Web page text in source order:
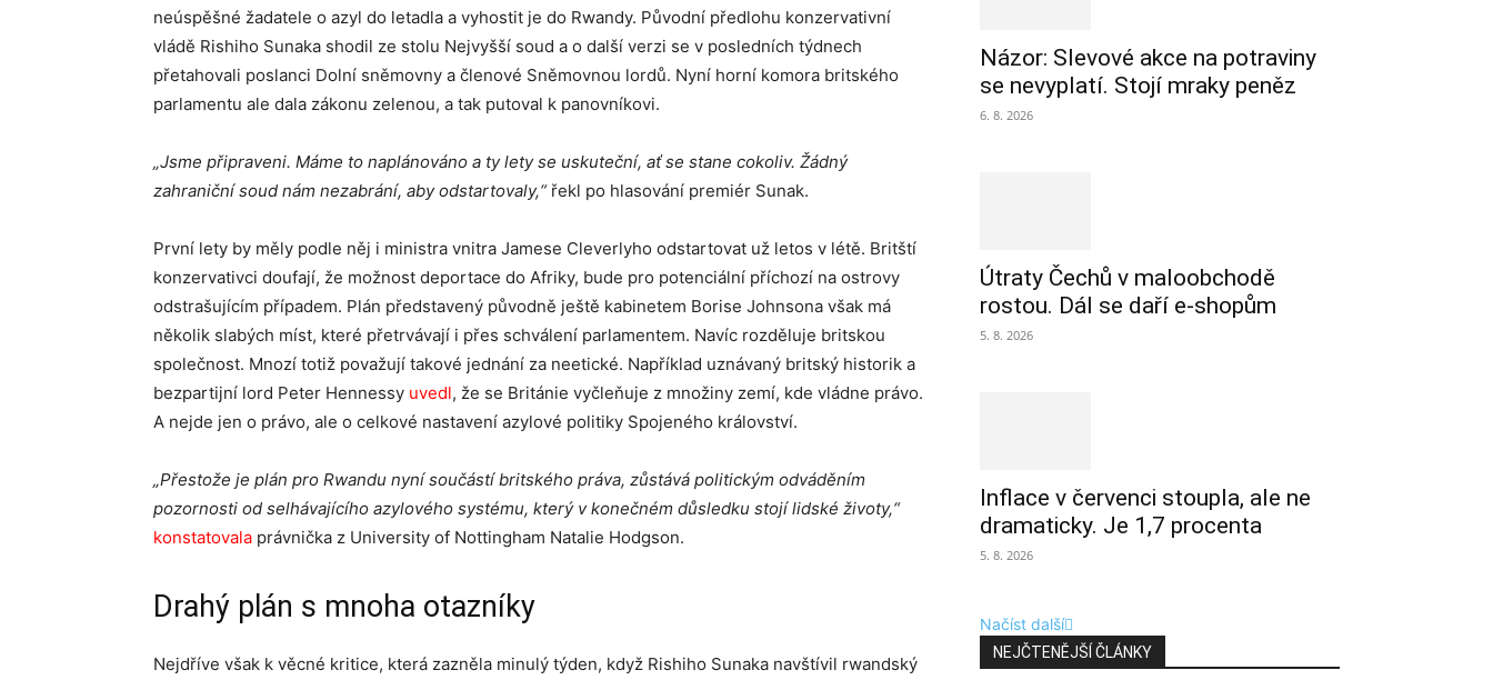
neúspěšné žadatele o azyl do letadla a vyhostit je do Rwandy. Původní předlohu konzervativní
vládě Rishiho Sunaka shodil ze stolu Nejvyšší soud a o další verzi se v posledních týdnech
přetahovali poslanci Dolní sněmovny a členové Sněmovnou lordů. Nyní horní komora britského
parlamentu ale dala zákonu zelenou, a tak putoval k panovníkovi.
„Jsme připraveni. Máme to naplánováno a ty lety se uskuteční, ať se stane cokoliv. Žádný
zahraniční soud nám nezabrání, aby odstartovaly,“řekl po hlasování premiér Sunak.
První lety by měly podle něj i ministra vnitra Jamese Cleverlyho odstartovat už letos v létě. Britští
konzervativci doufají, že možnost deportace do Afriky, bude pro potenciální příchozí na ostrovy
odstrašujícím případem. Plán představený původně ještě kabinetem Borise Johnsona však má
několik slabých míst, které přetrvávají i přes schválení parlamentem. Navíc rozděluje britskou
společnost. Mnozí totiž považují takové jednání za neetické. Například uznávaný britský historik a
bezpartijní lord Peter Hennessy uvedl, že se Británie vyčleňuje z množiny zemí, kde vládne právo.
A nejde jen o právo, ale o celkové nastavení azylové politiky Spojeného království.
„Přestože je plán pro Rwandu nyní součástí britského práva, zůstává politickým odváděním
pozornosti od selhávajícího azylového systému, který v konečném důsledku stojí lidské životy,“
konstatovala právnička z University of Nottingham Natalie Hodgson.
Drahý plán s mnoha otazníky
Nejdříve však k věcné kritice, která zazněla minulý týden, když Rishiho Sunaka navštívil rwandský
Názor: Slevové akce na potraviny
se nevyplatí. Stojí mraky peněz
6. 8. 2026
Útraty Čechů v maloobchodě
rostou. Dál se daří e-shopům
5. 8. 2026
Inflace v červenci stoupla, ale ne
dramaticky. Je 1,7 procenta
5. 8. 2026
Načíst další
NEJČTENĚJŠÍ ČLÁNKY